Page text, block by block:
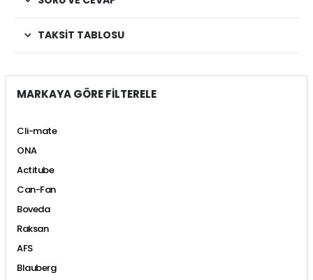
TAKSIT TABLOSU
MARKAYA GÖRE FİLTERELE
Cli-mate
ONA
Actitube
Can-Fan
Boveda
Raksan
AFS
Blauberg